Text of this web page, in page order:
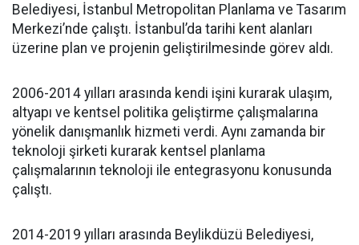
Belediyesi, İstanbul Metropolitan Planlama ve Tasarım
Merkezi’nde çalıştı. İstanbul’da tarihi kent alanları
üzerine plan ve projenin geliştirilmesinde görev aldı.
2006-2014 yılları arasında kendi işini kurarak ulaşım,
altyapı ve kentsel politika geliştirme çalışmalarına
yönelik danışmanlık hizmeti verdi. Aynı zamanda bir
teknoloji şirketi kurarak kentsel planlama
çalışmalarının teknoloji ile entegrasyonu konusunda
çalıştı.
2014-2019 yılları arasında Beylikdüzü Belediyesi,